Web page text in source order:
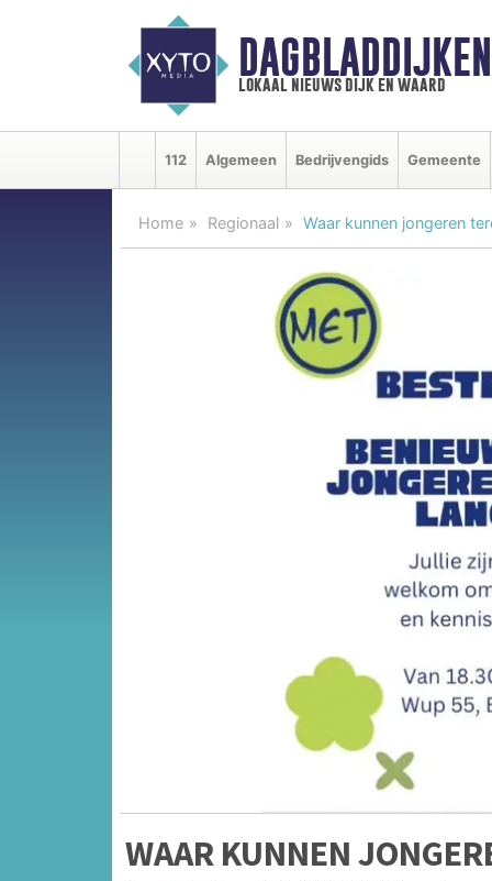
lokaal nieuws dijk en waard
112 Algemeen Bedrijvengids Gemeente
Home Regionaal Waar kunnen jongeren
WAAR KUNNEN